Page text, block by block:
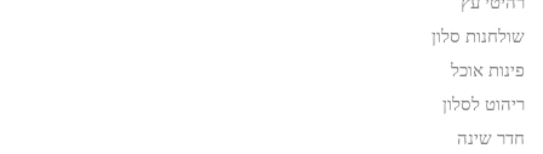
שולחנות סלון
פינות אוכל
ריהוט לסלון
חדר שינה